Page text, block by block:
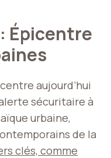
Épicentre
aujourd’hui
sécuritaire à
urbaine,
de la
clés, comme